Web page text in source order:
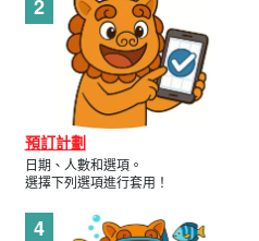
預訂計劃
日期、人數和選項。
選擇下列選項進行套用！